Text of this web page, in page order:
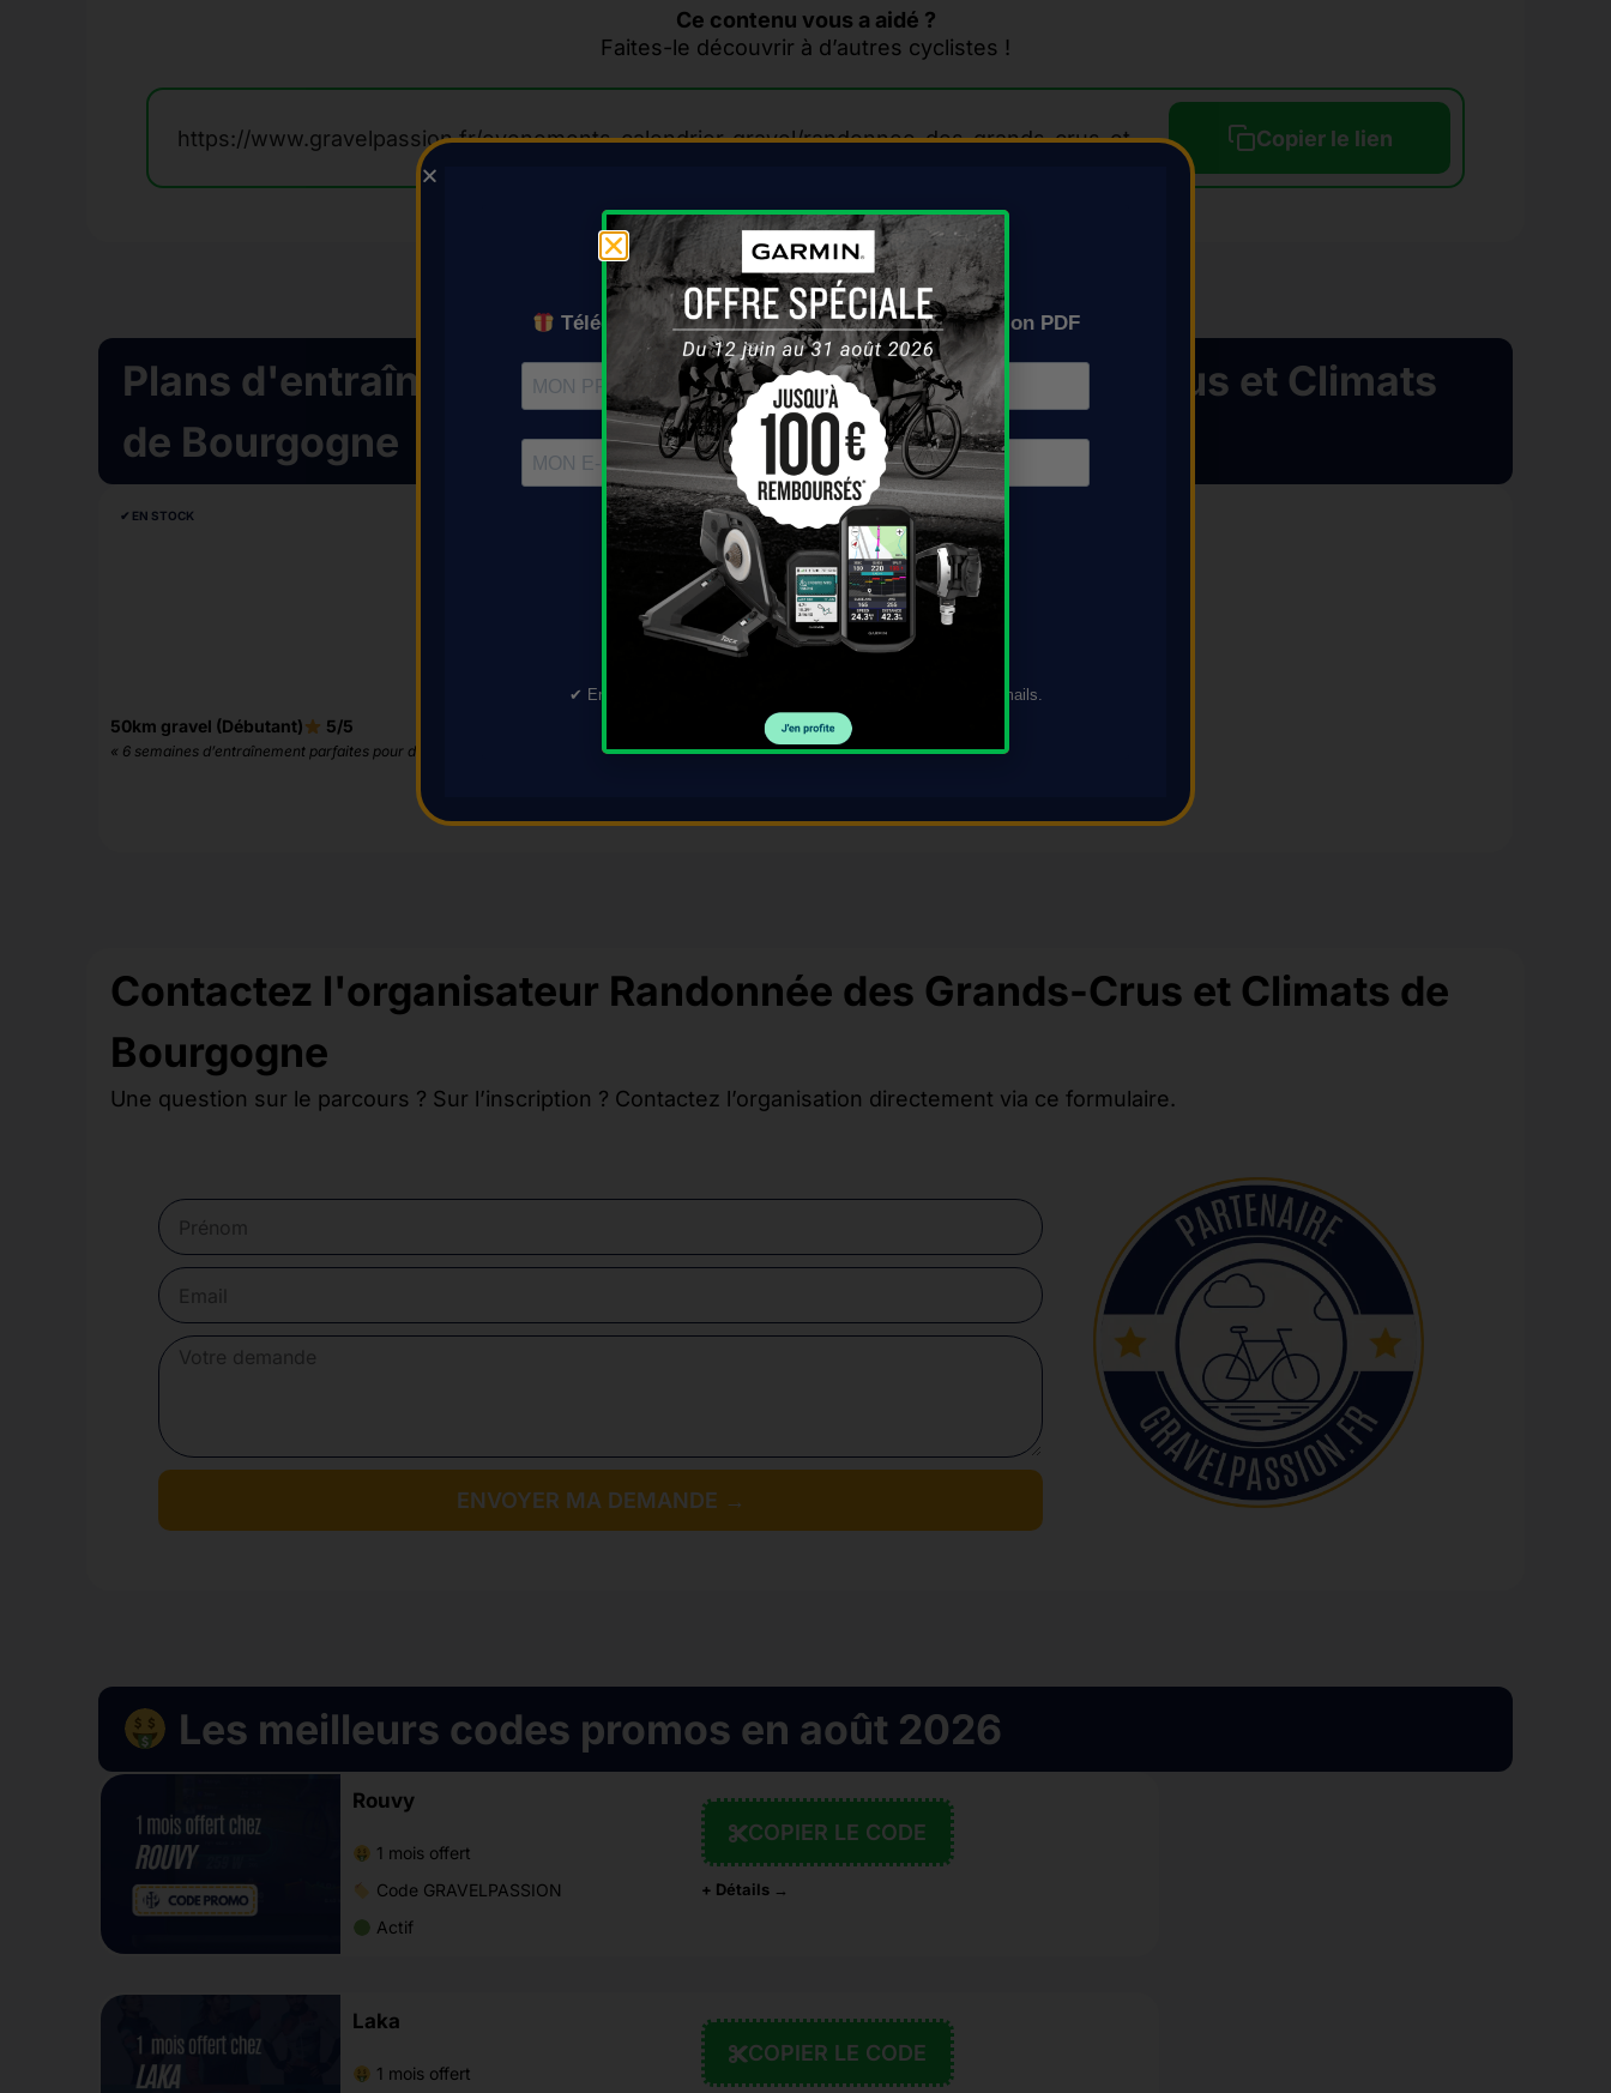
Ce contenu vous a aidé ?
Faites-le découvrir à d’autres cyclistes !
https://www.gravelpassion.fr/evenements-calendrier-gravel/randonnee-des-grands-crus-et-climats-de-bourgogne/ Copier le lien
Plans d'entraînement pour Randonnée des Grands-Crus et Climats
de Bourgogne
✔︎ EN STOCK
50km gravel (Débutant) 5/5
« 6 semaines d’entraînement parfaites pour débuter »
Contactez l'organisateur Randonnée des Grands-Crus et Climats de
Bourgogne
Une question sur le parcours ? Sur l’inscription ? Contactez l’organisation directement via ce formulaire.
ENVOYER MA DEMANDE →
Les meilleurs codes promos en août 2026
Rouvy
1 mois offert
Code GRAVELPASSION
Actif
COPIER LE CODE
+ Détails →
Laka
1 mois offert
COPIER LE CODE
On vous l'envoie où ?
Téléchargez gratuitement le calendrier en version PDF
TÉLÉCHARGER →
✔︎ En validant ce formulaire, vous acceptez de recevoir nos e-mails.
Désinscription en 1 clic.